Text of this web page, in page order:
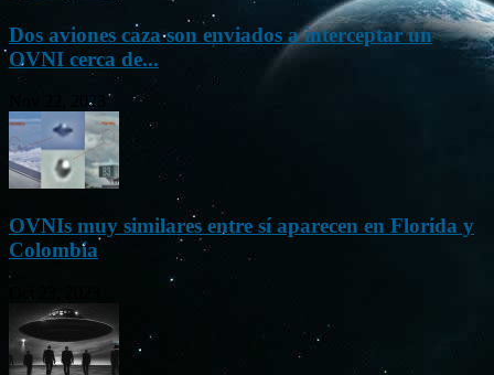
Dos aviones caza son enviados a interceptar un
OVNI cerca de...
Nov 22, 2023
OVNIs muy similares entre sí aparecen en Florida y
Colombia